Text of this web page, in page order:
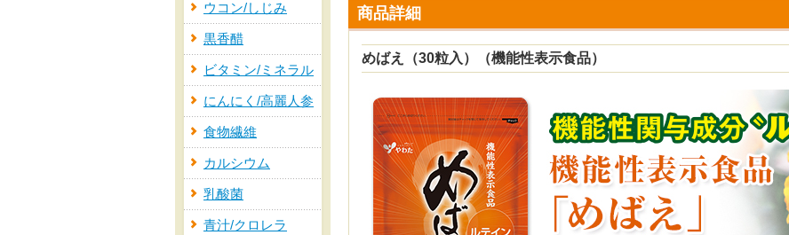
商品詳細
めばえ（30粒入）（機能性表示食品）
ウコン/しじみ
黒香醋
ビタミン/ミネラル
にんにく/高麗人参
食物繊維
カルシウム
乳酸菌
青汁/クロレラ